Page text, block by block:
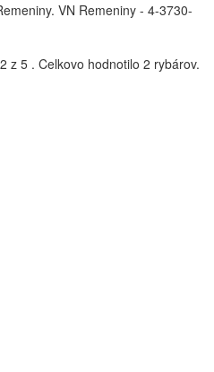
VN Remeniny - 4-3730-
2 z 5 . Celkovo hodnotilo 2 rybárov.